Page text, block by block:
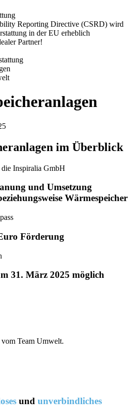
Reporting Directive (CSRD) wird
in der EU erheblich
Partner!
im Überblick
und Umsetzung
Wärmespeicher
Förderung
31. März 2025 möglich
Team Umwelt.
und unverbindliches